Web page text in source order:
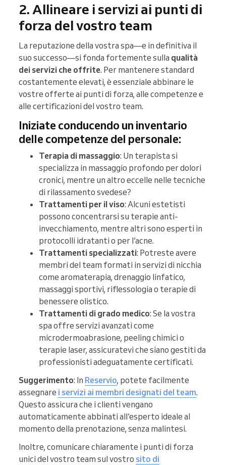
2. Allineare i servizi ai punti di
forza del vostro team
La reputazione della vostra spa—e in definitiva il
suo successo—si fonda fortemente sulla qualità
dei servizi che offrite. Per mantenere standard
costantemente elevati, è essenziale abbinare le
vostre offerte ai punti di forza, alle competenze e
alle certificazioni del vostro team.
Iniziate conducendo un inventario
delle competenze del personale:
Terapia di massaggio: Un terapista si
specializza in massaggio profondo per dolori
cronici, mentre un altro eccelle nelle tecniche
di rilassamento svedese?
Trattamenti per il viso: Alcuni estetisti
possono concentrarsi su terapie anti-
invecchiamento, mentre altri sono esperti in
protocolli idratanti o per l’acne.
Trattamenti specializzati: Potreste avere
membri del team formati in servizi di nicchia
come aromaterapia, drenaggio linfatico,
massaggi sportivi, riflessologia o terapie di
benessere olistico.
Trattamenti di grado medico: Se la vostra
spa offre servizi avanzati come
microdermoabrasione, peeling chimici o
terapie laser, assicuratevi che siano gestiti da
professionisti adeguatamente certificati.
Suggerimento: In Reservio, potete facilmente
assegnare i servizi ai membri designati del team.
Questo assicura che i clienti vengano
automaticamente abbinati all’esperto ideale al
momento della prenotazione, senza malintesi.
Inoltre, comunicare chiaramente i punti di forza
unici del vostro team sul vostro sito di